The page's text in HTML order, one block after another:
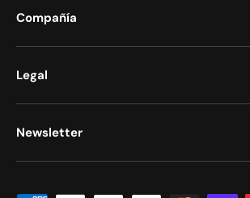
Compañía
Legal
Newsletter